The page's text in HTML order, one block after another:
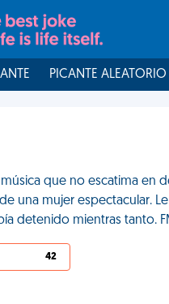
PICANTE ALEATORIO
que no escatima en
una mujer espectacular.
detenido mientras tanto.
42